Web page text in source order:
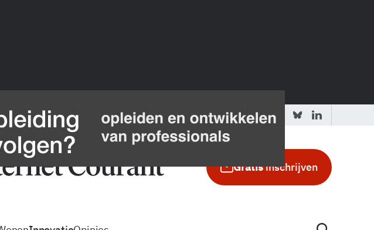
Tip de redactie Adverteren in de GIC
Gratisinschrijven